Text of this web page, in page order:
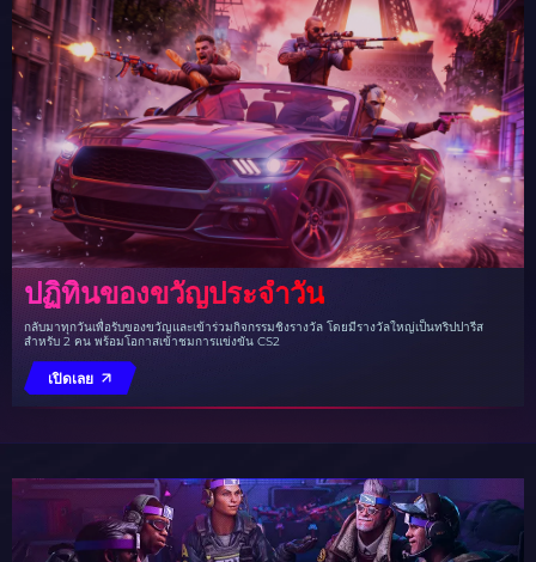
ปฏิทินของขวัญประจำวัน
กลับมาทุกวันเพื่อรับของขวัญและเข้าร่วมกิจกรรมชิงรางวัล โดยมีรางวัลใหญ่เป็นทริปปารีส
สำหรับ 2 คน พร้อมโอกาสเข้าชมการแข่งขัน CS2
เปิดเลย